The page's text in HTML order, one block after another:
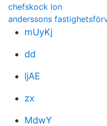
chefskock lon
anderssons
mUyKj
dd
ljAE
zx
MdwY